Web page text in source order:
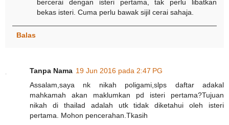
bercerai dengan isteri pertama, tak perlu libatkan
bekas isteri. Cuma perlu bawak sijil cerai sahaja.
Balas
Tanpa Nama 19 Jun 2016 pada 2:47 PG
Assalam,saya nk nikah poligami,slps daftar adakal
mahkamah akan maklumkan pd isteri pertama?Tujuan
nikah di thailad adalah utk tidak diketahui oleh isteri
pertama. Mohon pencerahan.Tkasih